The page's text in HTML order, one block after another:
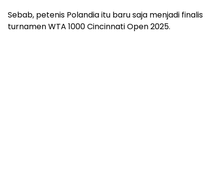
Sebab, petenis Polandia itu baru saja menjadi finalis
turnamen WTA 1000 Cincinnati Open 2025.